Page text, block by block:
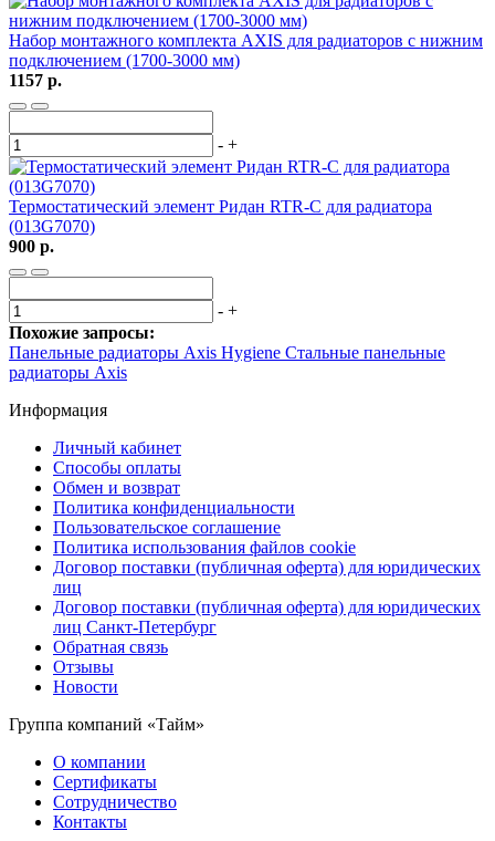
Набор монтажного комплекта AXIS для радиаторов с нижним
подключением (1700-3000 мм)
1157 р.
- +
Термостатический элемент Ридан RTR-C для радиатора
(013G7070)
900 р.
- +
Похожие запросы:
Панельные радиаторы Axis Hygiene Стальные панельные
радиаторы Axis
Информация
Личный кабинет
Способы оплаты
Обмен и возврат
Политика конфиденциальности
Пользовательское соглашение
Политика использования файлов cookie
Договор поставки (публичная оферта) для юридических
лиц
Договор поставки (публичная оферта) для юридических
лиц Санкт-Петербург
Обратная связь
Отзывы
Новости
Группа компаний «Тайм»
О компании
Сертификаты
Сотрудничество
Контакты